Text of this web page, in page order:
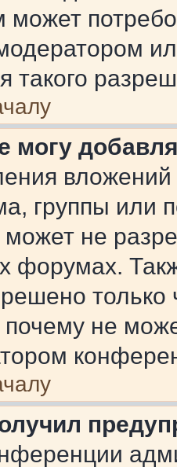
может
такого
могу
группы или
не
форумах.
не